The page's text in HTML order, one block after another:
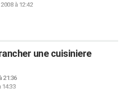
à 12:42
une cuisiniere
21:36
14:33